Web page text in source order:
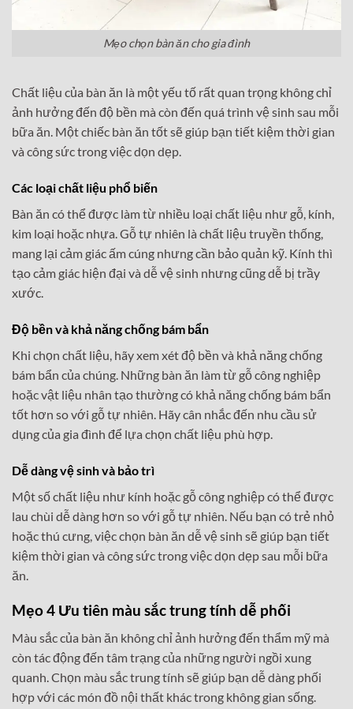
Mẹo chọn bàn ăn cho gia đình
Chất liệu của bàn ăn là một yếu tố rất quan trọng không chỉ
ảnh hưởng đến độ bền mà còn đến quá trình vệ sinh sau mỗi
bữa ăn. Một chiếc bàn ăn tốt sẽ giúp bạn tiết kiệm thời gian
và công sức trong việc dọn dẹp.
Các loại chất liệu phổ biến
Bàn ăn có thể được làm từ nhiều loại chất liệu như gỗ, kính,
kim loại hoặc nhựa. Gỗ tự nhiên là chất liệu truyền thống,
mang lại cảm giác ấm cúng nhưng cần bảo quản kỹ. Kính thì
tạo cảm giác hiện đại và dễ vệ sinh nhưng cũng dễ bị trầy
xước.
Độ bền và khả năng chống bám bẩn
Khi chọn chất liệu, hãy xem xét độ bền và khả năng chống
bám bẩn của chúng. Những bàn ăn làm từ gỗ công nghiệp
hoặc vật liệu nhân tạo thường có khả năng chống bám bẩn
tốt hơn so với gỗ tự nhiên. Hãy cân nhắc đến nhu cầu sử
dụng của gia đình để lựa chọn chất liệu phù hợp.
Dễ dàng vệ sinh và bảo trì
Một số chất liệu như kính hoặc gỗ công nghiệp có thể được
lau chùi dễ dàng hơn so với gỗ tự nhiên. Nếu bạn có trẻ nhỏ
hoặc thú cưng, việc chọn bàn ăn dễ vệ sinh sẽ giúp bạn tiết
kiệm thời gian và công sức trong việc dọn dẹp sau mỗi bữa
ăn.
Mẹo 4 Ưu tiên màu sắc trung tính dễ phối
Màu sắc của bàn ăn không chỉ ảnh hưởng đến thẩm mỹ mà
còn tác động đến tâm trạng của những người ngồi xung
quanh. Chọn màu sắc trung tính sẽ giúp bạn dễ dàng phối
hợp với các món đồ nội thất khác trong không gian sống.